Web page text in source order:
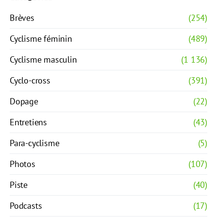
Brèves
(254)
Cyclisme féminin
(489)
Cyclisme masculin
(1 136)
Cyclo-cross
(391)
Dopage
(22)
Entretiens
(43)
Para-cyclisme
(5)
Photos
(107)
Piste
(40)
Podcasts
(17)